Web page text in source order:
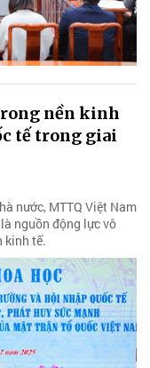
nền kinh
tế trong giai
nước, MTTQ Việt Nam
nguồn động lực vô
kinh tế.